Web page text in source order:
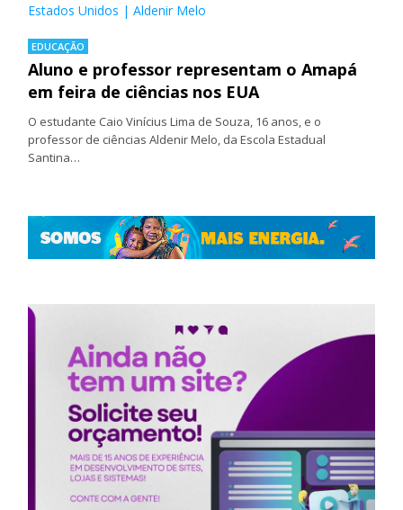
Estados Unidos | Aldenir Melo
EDUCAÇÃO
Aluno e professor representam o Amapá
em feira de ciências nos EUA
O estudante Caio Vinícius Lima de Souza, 16 anos, e o
professor de ciências Aldenir Melo, da Escola Estadual
Santina…